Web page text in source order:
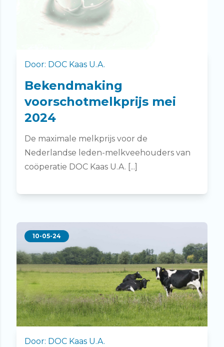
Door: DOC Kaas U.A.
Bekendmaking
voorschotmelkprijs mei
2024
De maximale melkprijs voor de
Nederlandse leden-melkveehouders van
coöperatie DOC Kaas U.A. [...]
10-05-24
Door: DOC Kaas U.A.